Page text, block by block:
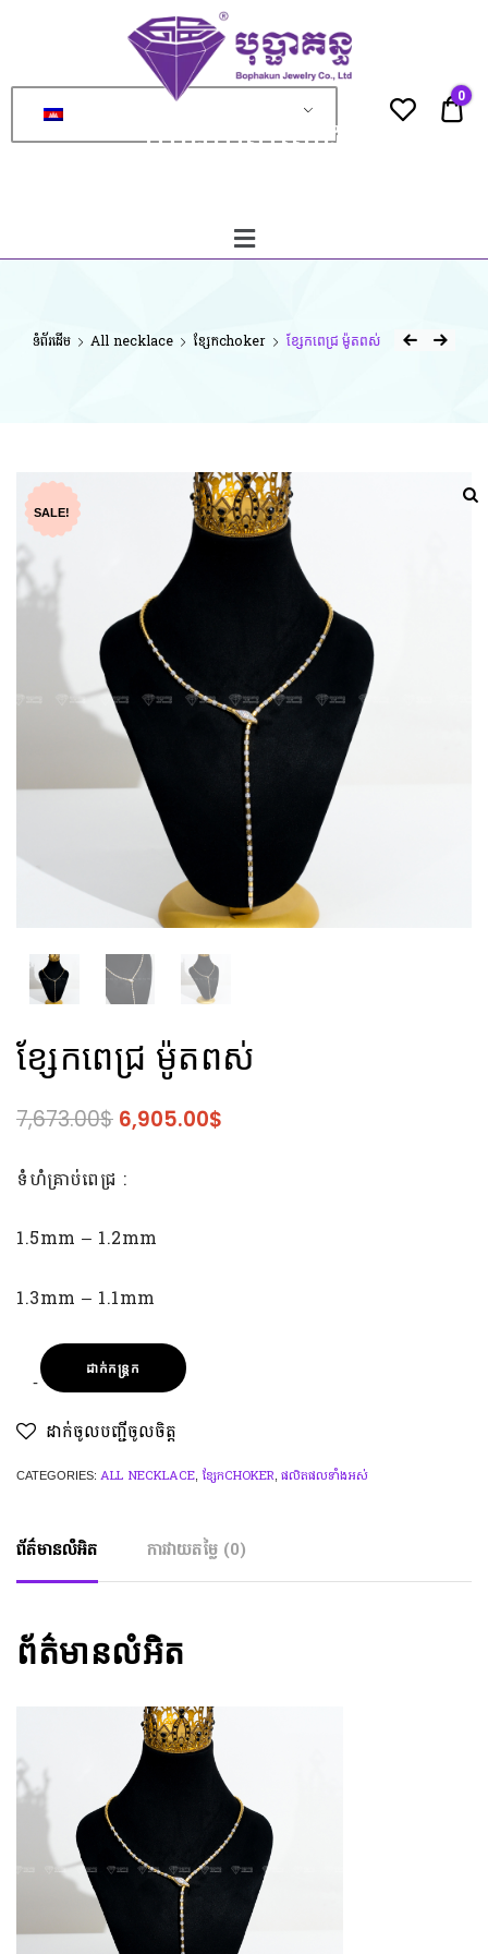
ហាងមាសពេជ្រ
0
ទំព័រដើម All necklace ខ្សែកchoker ខ្សែកពេជ្រ ម៉ូតពស់
SALE!
ខ្សែកពេជ្រ ម៉ូតពស់
7,673.00$ 6,905.00$
ទំហំគ្រាប់ពេជ្រ :
1.5mm – 1.2mm
1.3mm – 1.1mm
ដាក់កន្ត្រក
ដាក់ចូលបញ្ជីចូលចិត្ត
CATEGORIES: ALL NECKLACE ខ្សែកCHOKER ផលិតផលទាំងអស់
ព័ត៌មានលំអិត ការវាយតម្លៃ (0)
ព័ត៌មានលំអិត